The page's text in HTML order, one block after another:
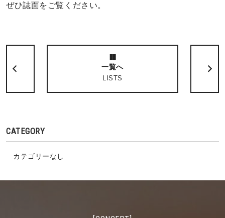
ぜひ誌面をご覧ください。
一覧へ
LISTS
CATEGORY
カテゴリーなし